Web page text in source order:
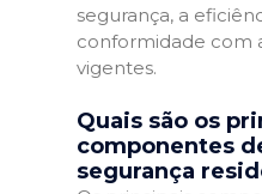
segurança, a
conformidade com
vigentes.
Quais são os
componentes
segurança